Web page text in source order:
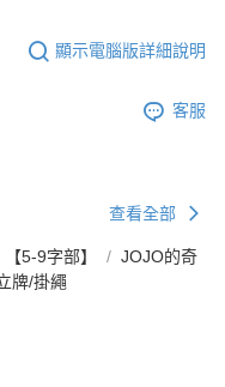
顯示電腦版詳細說明
客服
查看全部
【5-9字部】
JOJO的奇
牌/掛繩